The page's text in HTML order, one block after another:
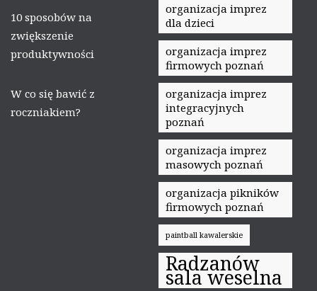
10 sposobów na
zwiększenie
produktywności
W co się bawić z
roczniakiem?
organizacja imprez
dla dzieci
organizacja imprez
firmowych poznań
organizacja imprez
integracyjnych
poznań
organizacja imprez
masowych poznań
organizacja pikników
firmowych poznań
paintball kawalerskie
Radzanów
sala weselna